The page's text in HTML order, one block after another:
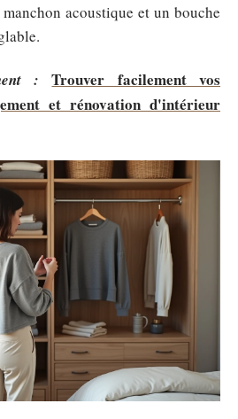
acoustique et un bouche
:
Trouver facilement vos
et rénovation d'intérieur